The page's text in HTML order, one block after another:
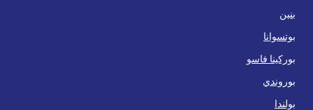
بنين
بوتسوانا
بوركينا فاسو
بوروندي
بولندا